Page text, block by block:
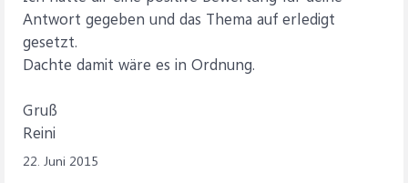
Antwort gegeben und das Thema auf erledigt
gesetzt.
Dachte damit wäre es in Ordnung.
Gruß
Reini
22. Juni 2015